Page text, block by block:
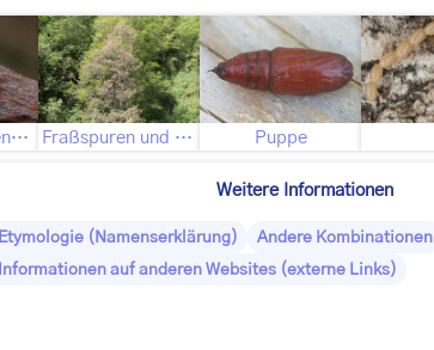
Jüngere Raupenstadien Fraßspuren und Befallsbild Puppe
Weitere Informationen
Etymologie (Namenserklärung) Andere Kombinationen
Informationen auf anderen Websites (externe Links)